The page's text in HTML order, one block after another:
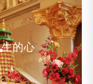
的心